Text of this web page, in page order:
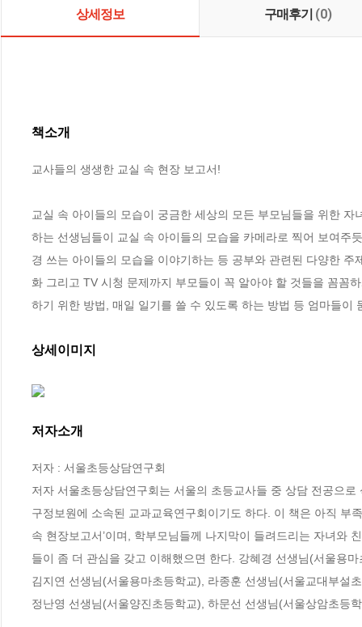
상세정보 구매후기 (0)
책소개
교사들의 생생한 교실 속 현장 보고서!
교실 속 아이들의 모습이 궁금한 세상의 모든 부모님들을 위한
하는 선생님들이 교실 속 아이들의 모습을 카메라로 찍어 보여주
경 쓰는 아이들의 모습을 이야기하는 등 공부와 관련된 다양한
화 그리고 TV 시청 문제까지 부모들이 꼭 알아야 할 것들을 꼼꼼
하기 위한 방법, 매일 일기를 쓸 수 있도록 하는 방법 등 엄마들이
상세이미지
저자소개
저자 : 서울초등상담연구회
저자 서울초등상담연구회는 서울의 초등교사들 중 상담 전공으
구정보원에 소속된 교과교육연구회이기도 하다. 이 책은 아직 부
속 현장보고서’이며, 학부모님들께 나지막이 들려드리는 자녀와
들이 좀 더 관심을 갖고 이해했으면 한다. 강혜경 선생님(서울용
김지연 선생님(서울용마초등학교), 라종훈 선생님(서울교대부설
정난영 선생님(서울양진초등학교), 하문선 선생님(서울상암초등